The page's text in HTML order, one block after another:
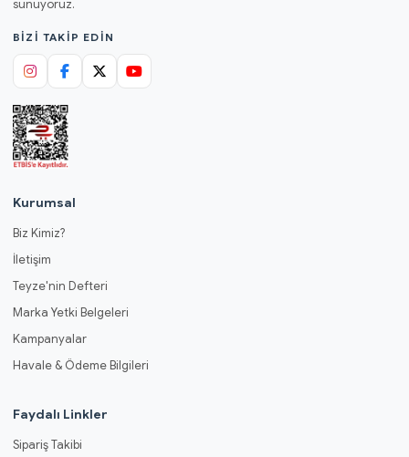
sunuyoruz.
BIZI TAKIP EDIN
Kurumsal
Biz Kimiz?
İletişim
Teyze'nin Defteri
Marka Yetki Belgeleri
Kampanyalar
Havale & Ödeme Bilgileri
Faydalı Linkler
Sipariş Takibi